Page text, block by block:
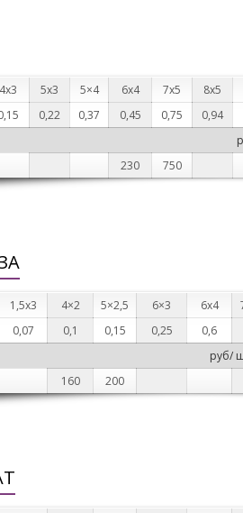
4х3 5х3 5×4 6х4 7х5 8х5
0,22 0,37 0,45 0,75 0,94
230
750
1,5х3 4×2 5×2,5 6×3 6х4
0,07 0,1 0,15 0,25 0,6
руб/
160
200